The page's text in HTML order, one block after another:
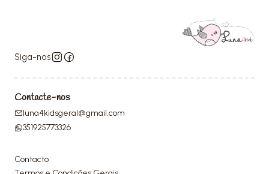
Siga-nos
Contacte-nos
luna4kidsgeral@gmail.com
351925773326
Contacto